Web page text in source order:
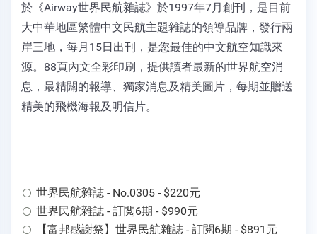
於《Airway世界民航雜誌》於1997年7月創刊，是目前
大中華地區繁體中文民航主題雜誌的領導品牌，發行兩
岸三地，每月15日出刊，是您最佳的中文航空知識來
源。88頁內文全彩印刷，提供讀者最新的世界航空消
息，最精闢的報導、獨家消息及精美圖片，每期並贈送
精美的飛機海報及明信片。
世界民航雜誌 - No.0305 - $220元
世界民航雜誌 - 訂閲6期 - $990元
【富邦感謝祭】世界民航雜誌 - 訂閲6期 - $891元